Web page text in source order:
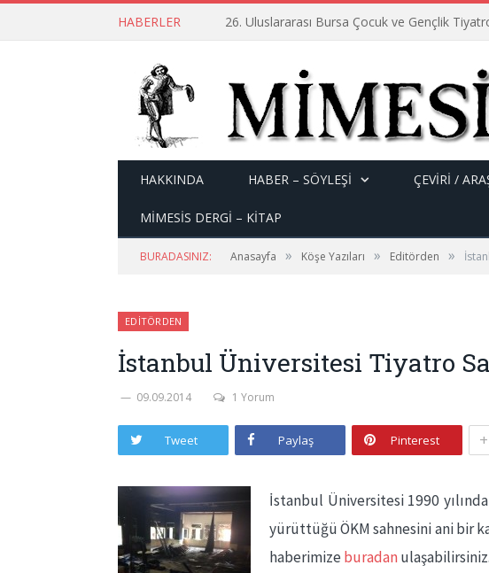
HABERLER 26. Uluslararası Bursa Çocuk ve Gençlik
HAKKINDA HABER – SÖYLEŞI ÇEVİRİ /
MİMESİS DERGİ – KİTAP
BURADASINIZ: Anasayfa » Köşe Yazıları » Editörden »
EDITÖRDEN
İstanbul Üniversitesi Tiyatro
09.09.2014 1 Yorum
Tweet Paylaş Pinterest +
İstanbul Üniversitesi 1990
yürüttüğü ÖKM sahnesini ani bir
haberimizeburadanulaşabilirsiniz.